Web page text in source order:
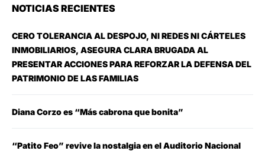
NOTICIAS RECIENTES
CERO TOLERANCIA AL DESPOJO, NI REDES NI CÁRTELES
INMOBILIARIOS, ASEGURA CLARA BRUGADA AL
PRESENTAR ACCIONES PARA REFORZAR LA DEFENSA DEL
PATRIMONIO DE LAS FAMILIAS
Diana Corzo es “Más cabrona que bonita”
“Patito Feo” revive la nostalgia en el Auditorio Nacional